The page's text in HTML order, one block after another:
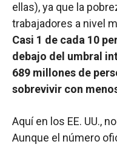
ellas), ya que la
trabajadores a nivel
Casi 1 de cada 10
debajo del umbral
689 millones de
sobrevivir con
Aquí en los EE. UU.,
Aunque el número